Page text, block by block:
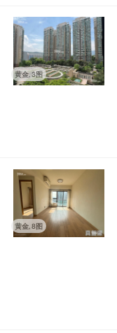
黄金, 3图
黄金, 8图